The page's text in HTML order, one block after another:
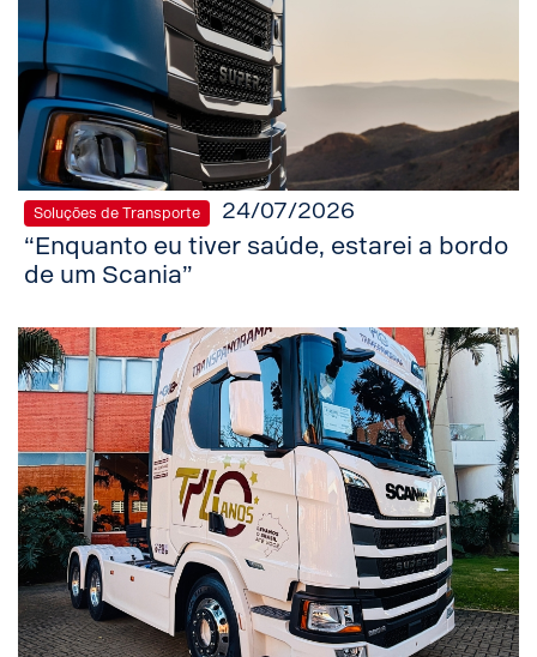
Soluções de Transporte 24/07/2026
“Enquanto eu tiver saúde, estarei a bordo
de um Scania”